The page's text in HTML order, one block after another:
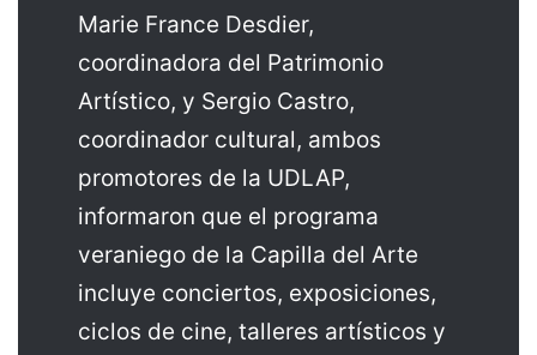
Marie France Desdier,
coordinadora del Patrimonio
Artístico, y Sergio Castro,
coordinador cultural, ambos
promotores de la UDLAP,
informaron que el programa
veraniego de la Capilla del Arte
incluye conciertos, exposiciones,
ciclos de cine, talleres artísticos y